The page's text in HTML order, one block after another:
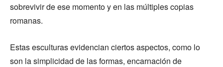
sobrevivir de ese momento y en las múltiples copias
romanas.
Estas esculturas evidencian ciertos aspectos, como lo
son la simplicidad de las formas, encarnación de